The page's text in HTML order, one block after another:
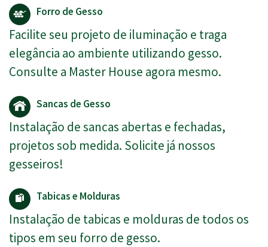
Forro de Gesso
Facilite seu projeto de iluminação e traga
elegância ao ambiente utilizando gesso.
Consulte a Master House agora mesmo.
Sancas de Gesso
Instalação de sancas abertas e fechadas,
projetos sob medida. Solicite já nossos
gesseiros!
Tabicas e Molduras
Instalação de tabicas e molduras de todos os
tipos em seu forro de gesso.